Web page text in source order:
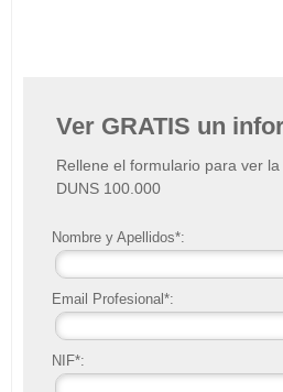
Ver GRATIS un
Rellene el formulario para ver
DUNS 100.000
Nombre y Apellidos*:
Email Profesional*:
NIF*: